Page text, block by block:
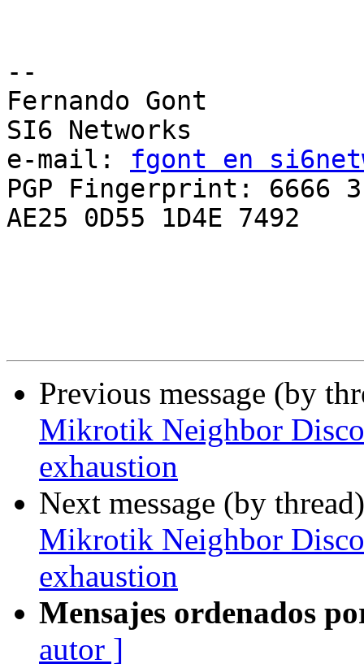
--
Fernando Gont
SI6 Networks
e-mail: fgont en
PGP Fingerprint: 6666
AE25 0D55 1D4E 7492
Previous message (by
Mikrotik Neighbor
exhaustion
Next message (by
Mikrotik Neighbor
exhaustion
Mensajes ordenados
autor ]